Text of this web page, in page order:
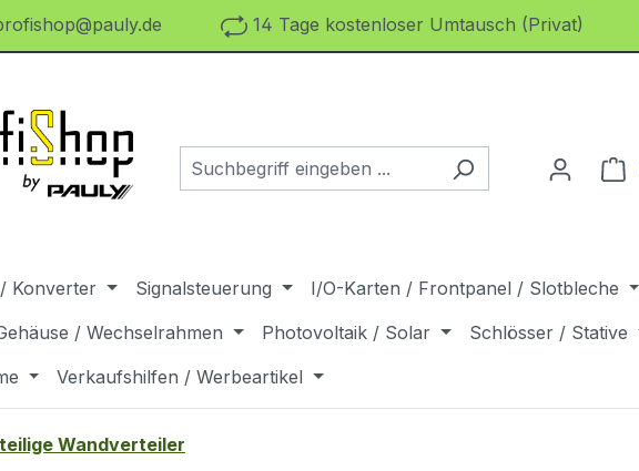
14 Tage kostenloser Umtausch (Privat)
Konverter Signalsteuerung I/O-Karten / Frontpanel / Slotbleche
/ Wechselrahmen Photovoltaik / Solar Schlösser / Stative
Verkaufshilfen / Werbeartikel
Wandverteiler